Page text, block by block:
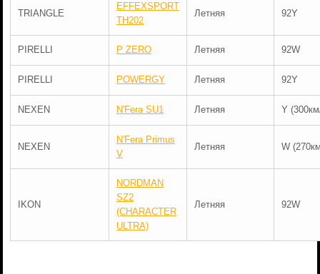
TRIANGLE
EFFEXSPORT
TH202
Летняя 92Y
PIRELLI P ZERO Летняя 92W
PIRELLI POWERGY Летняя 92Y
NEXEN N'Fera SU1 Летняя Y
NEXEN
N'Fera Primus
V
Летняя W
IKON
NORDMAN
SZ2
(CHARACTER
ULTRA)
Летняя 92W